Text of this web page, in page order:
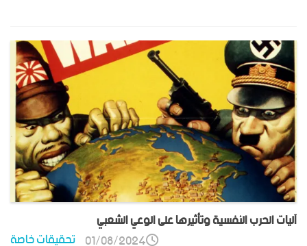
آليات الحرب النفسية وتأثيرها على الوعي الشعبي
تحقيقات خاصة